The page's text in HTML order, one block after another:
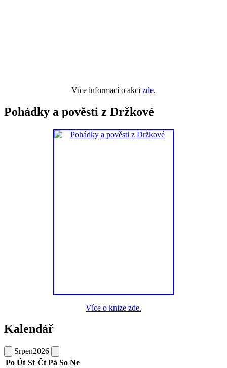
Více informací o akci zde.
Pohádky a pověsti z Držkové
Více o knize zde.
Kalendář
Srpen2026
Po Út St Čt Pá So Ne